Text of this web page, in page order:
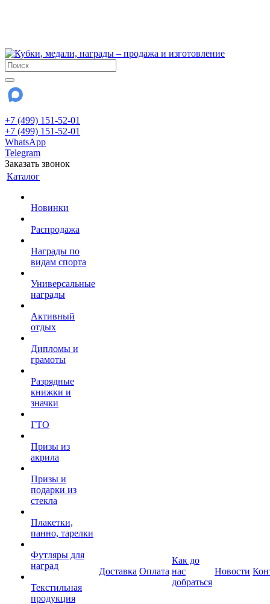
+7 (499) 151-52-01
+7 (499) 151-52-01
WhatsApp
Telegram
Заказать звонок
Каталог
Новинки
Распродажа
Награды по
видам спорта
Универсальные
награды
Активный
отдых
Дипломы и
грамоты
Разрядные
книжки и
значки
ГТО
Призы из
акрила
Призы и
подарки из
стекла
Плакетки,
панно, тарелки
Футляры для
наград
Текстильная
продукция
Доставка Оплата
Как до
нас
добраться
Новости